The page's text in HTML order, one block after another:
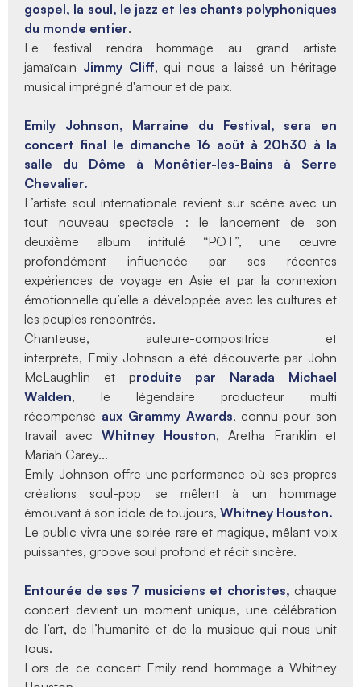
gospel, la soul, le jazz et les chants polyphoniques
du monde entier.
Le festival rendra hommage au grand artiste
jamaïcain Jimmy Cliff, qui nous a laissé un héritage
musical imprégné d'amour et de paix.
Emily Johnson, Marraine du Festival, sera en
concert final le dimanche 16 août à 20h30 à la
salle du Dôme à Monêtier-les-Bains à Serre
Chevalier.
L’artiste soul internationale revient sur scène avec un
tout nouveau spectacle : le lancement de son
deuxième album intitulé “POT”, une œuvre
profondément influencée par ses récentes
expériences de voyage en Asie et par la connexion
émotionnelle qu’elle a développée avec les cultures et
les peuples rencontrés.
Chanteuse, auteure-compositrice et
interprète, Emily Johnson a été découverte par John
McLaughlin et produite par Narada Michael
Walden, le légendaire producteur multi
récompensé aux Grammy Awards, connu pour son
travail avec Whitney Houston, Aretha Franklin et
Mariah Carey...
Emily Johnson offre une performance où ses propres
créations soul-pop se mêlent à un hommage
émouvant à son idole de toujours, Whitney Houston.
Le public vivra une soirée rare et magique, mêlant voix
puissantes, groove soul profond et récit sincère.
Entourée de ses 7 musiciens et choristes, chaque
concert devient un moment unique, une célébration
de l’art, de l’humanité et de la musique qui nous unit
tous.
Lors de ce concert Emily rend hommage à Whitney